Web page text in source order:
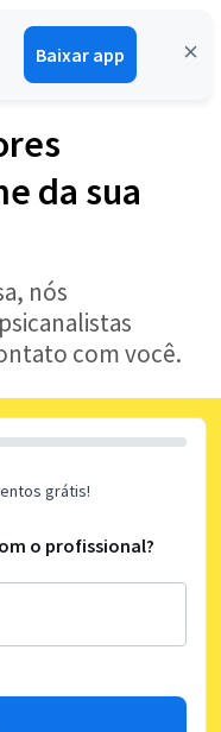
Baixar app
Entrar
da sua
nós
com você.
grátis!
o profissional?